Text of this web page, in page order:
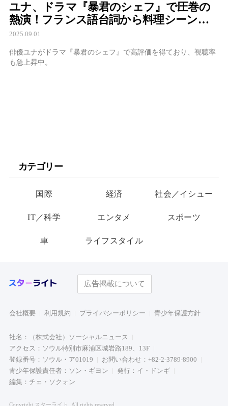
ユナ、ドラマ『暴君のシェフ』で圧巻の
熱演！フランス語台詞から料理シーンま
で完璧にこなし、視聴率も急上昇
2025.09.01
俳優ユナがドラマ『暴君のシェフ』で高評価を得ており、視聴率
も急上昇中。
カテゴリー
国際 経済 社会／イシュー
IT／科学 エンタメ スポーツ
車 ライフスタイル
広告掲載について
会社概要 利用規約 プライバシーポリシー 青少年保護方針
社名：（株式会社）ソーシャルニュース
アクセス：ソウル特別市麻浦区城岩路189、13F
登録番号：ソウル・ア01019
お問い合わせ：+82-2-3789-8900
青少年保護責任者：ソン・ギヨン
発行：イ・ドンギ
編集：チェ・ソクォン
Copyright スターライト. All rights reserved.